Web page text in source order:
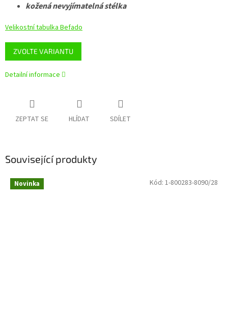
ZVOLTE VARIANTU
kožená nevyjímatelná stélka
Velikostní tabulka Befado
Detailní informace
ZEPTAT SE HLÍDAT SDÍLET
Související produkty
Novinka Kód: 1-800283-8090/28